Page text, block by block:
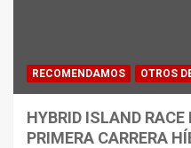
RECOMENDAMOS OTROS
HYBRID ISLAND
PRIMERA CARRERA